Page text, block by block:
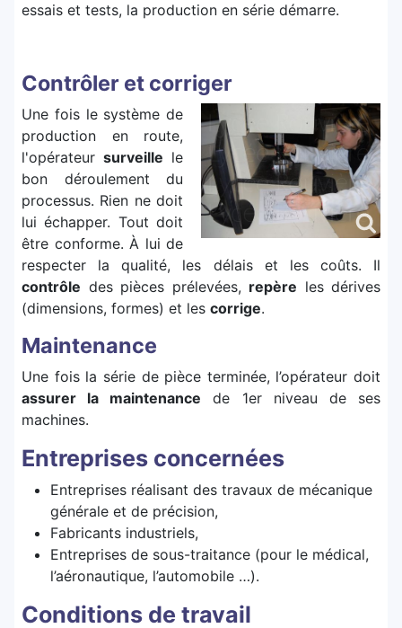
essais et tests, la production en série démarre.
Contrôler et corriger
Une fois le système de
production en route,
l'opérateur surveille le
bon déroulement du
processus. Rien ne doit
lui échapper. Tout doit
être conforme. À lui de
respecter la qualité, les délais et les coûts. Il
contrôle des pièces prélevées, repère les dérives
(dimensions, formes) et les corrige.
Maintenance
Une fois la série de pièce terminée, l’opérateur doit
assurer la maintenance de 1er niveau de ses
machines.
Entreprises concernées
Entreprises réalisant des travaux de mécanique
générale et de précision,
Fabricants industriels,
Entreprises de sous-traitance (pour le médical,
l’aéronautique, l’automobile …).
Conditions de travail